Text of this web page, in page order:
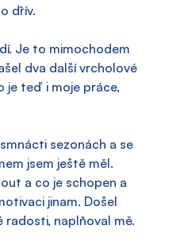
dřív.
Je to mimochodem
dva další vrcholové
je teď i moje práce,
sezonách a se
jsem ještě měl.
a co je schopen a
jinam. Došel
radosti, naplňoval mě.